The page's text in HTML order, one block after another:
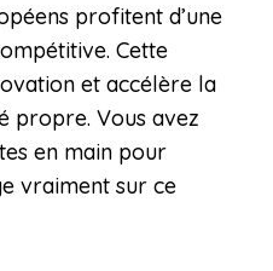
profitent d’une
Cette
et accélère la
propre. Vous avez
en main pour
vraiment sur ce